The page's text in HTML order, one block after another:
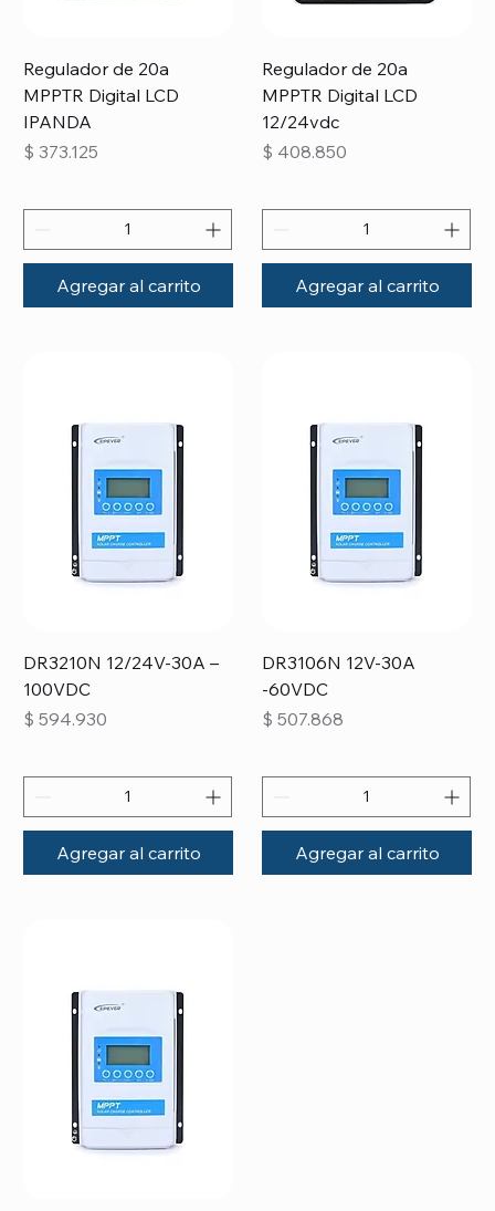
Regulador de 20a
MPPTR Digital LCD
IPANDA
Precio
$ 373.125
Agregar al carrito
Regulador de 20a
MPPTR Digital LCD
12/24vdc
Precio
$ 408.850
Agregar al carrito
DR3210N 12/24V-30A –
100VDC
Precio
$ 594.930
Agregar al carrito
DR3106N 12V-30A
-60VDC
Precio
$ 507.868
Agregar al carrito